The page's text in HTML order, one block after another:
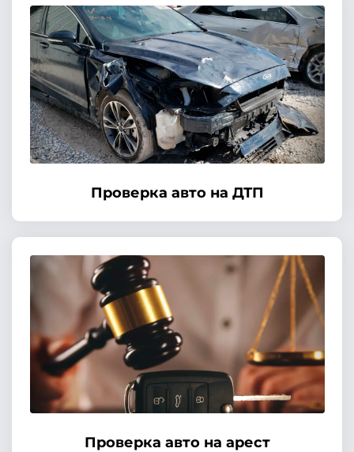
Проверка авто на ДТП
Проверка авто на арест